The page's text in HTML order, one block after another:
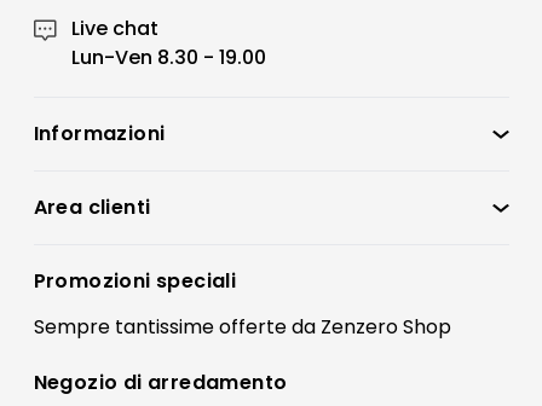
Live chat
Lun-Ven 8.30 - 19.00
Informazioni
Condizioni di vendita
Preferenze Cookies
Termini e condizioni
Contatti
Area clienti
Registrati
Il mio account
Promozioni speciali
Sempre tantissimeofferteda Zenzero Shop
Negozio di arredamento